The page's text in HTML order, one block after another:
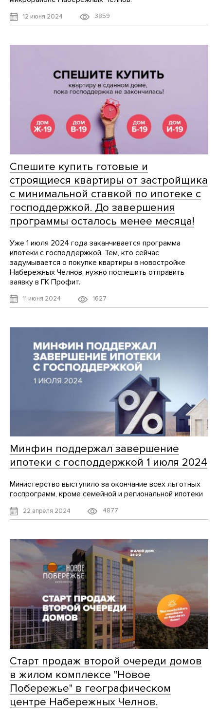
12 июня 2024 3859
Спешите купить готовые и
строящиеся квартиры от застройщика
с минимальной ставкой по ипотеке с
господдержкой. До завершения
программы осталось менее месяца!
Уже 1 июля 2024 года заканчивается программа
ипотеки с господдержкой. Тем, кто сейчас
задумывается о покупке квартиры в новостройке
Набережных Челнов, нужно поспешить отправить
заявку в ГК Профит.
11 июня 2024 1627
Минфин поддержал завершение
ипотеки с господдержкой 1 июля 2024
Министерство выступило за окончание всех льготных
госпрограмм, кроме семейной и региональной ипотеки
22 апреля 2024 4877
Старт продаж второй очереди домов
в жилом комплексе "Новое
Побережье" в географическом
центре Набережных Челнов.